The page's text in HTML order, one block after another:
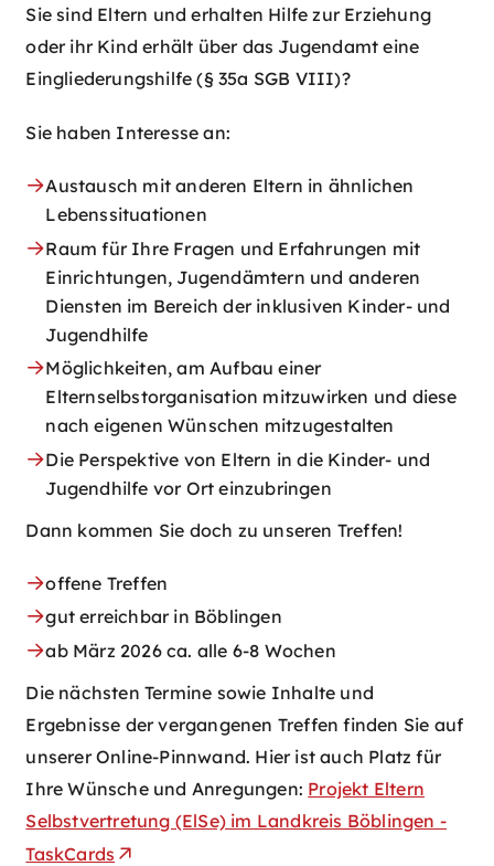
Sie sind Eltern und erhalten Hilfe zur Erziehung
oder ihr Kind erhält über das Jugendamt eine
Eingliederungshilfe (§ 35a SGB VIII)?
Sie haben Interesse an:
Austausch mit anderen Eltern in ähnlichen
Lebenssituationen
Raum für Ihre Fragen und Erfahrungen mit
Einrichtungen, Jugendämtern und anderen
Diensten im Bereich der inklusiven Kinder- und
Jugendhilfe
Möglichkeiten, am Aufbau einer
Elternselbstorganisation mitzuwirken und diese
nach eigenen Wünschen mitzugestalten
Die Perspektive von Eltern in die Kinder- und
Jugendhilfe vor Ort einzubringen
Dann kommen Sie doch zu unseren Treffen!
offene Treffen
gut erreichbar in Böblingen
ab März 2026 ca. alle 6-8 Wochen
Die nächsten Termine sowie Inhalte und
Ergebnisse der vergangenen Treffen finden Sie auf
unserer Online-Pinnwand. Hier ist auch Platz für
Ihre Wünsche und Anregungen: Projekt Eltern
Selbstvertretung (ElSe) im Landkreis Böblingen -
TaskCards